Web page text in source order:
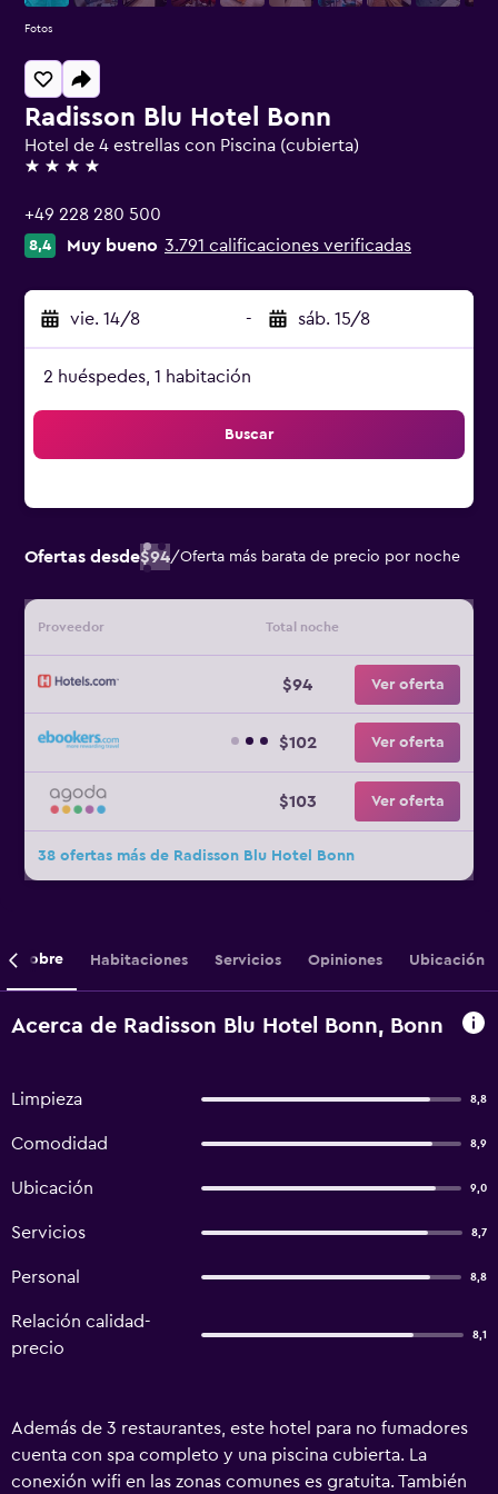
Radisson Blu Hotel Bonn
Hotel de 4 estrellas con Piscina (cubierta)
4 estrellas
+49 228 280 500
8,4 Muy bueno 3.791 calificaciones verificadas
vie. 14/8 - sáb. 15/8
2 huéspedes, 1 habitación
Buscar
Ofertas desde$94/Oferta más barata de precio por noche
Proveedor Total noche
$94 Ver oferta
$102 Ver oferta
$103 Ver oferta
38 ofertas más de Radisson Blu Hotel Bonn
Fotos
Sobre Habitaciones Servicios Opiniones Ubicación
Acerca de Radisson Blu Hotel Bonn, Bonn
Limpieza 8,8
Comodidad 8,9
Ubicación 9,0
Servicios 8,7
Personal 8,8
Relación calidad-
precio
8,1
Además de 3 restaurantes, este hotel para no fumadores
cuenta con spa completo y una piscina cubierta. La
conexión wifi en las zonas comunes es gratuita. También